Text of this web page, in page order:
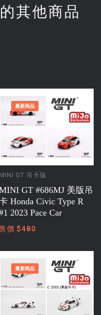
其他商品
最新商品
MINI GT 吊卡版
GT #686MJ 美版吊
Honda Civic Type R
2023 Pace Car
價 $480
最新商品